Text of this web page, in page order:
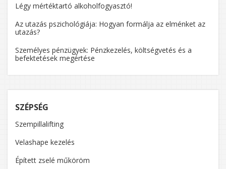
Légy mértéktartó alkoholfogyasztó!
Az utazás pszichológiája: Hogyan formálja az elménket az
utazás?
Személyes pénzügyek: Pénzkezelés, költségvetés és a
befektetések megértése
SZÉPSÉG
Szempillalifting
Velashape kezelés
Épített zselé műköröm